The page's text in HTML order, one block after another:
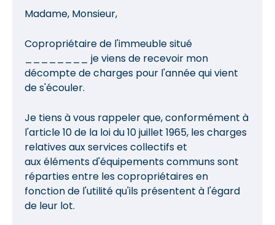
Madame, Monsieur,
Copropriétaire de l'immeuble situé
________ je viens de recevoir mon
décompte de charges pour l'année qui vient
de s'écouler.
Je tiens à vous rappeler que, conformément à
l'article 10 de la loi du 10 juillet 1965, les charges
relatives aux services collectifs et
aux éléments d'équipements communs sont
réparties entre les copropriétaires en
fonction de l'utilité qu'ils présentent à l'égard
de leur lot.